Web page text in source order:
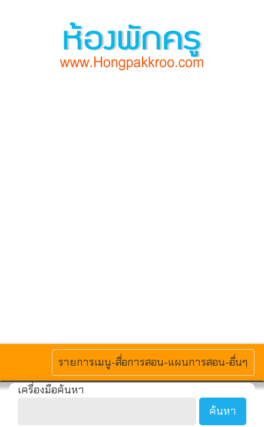
MENU
รายการเมนู-สื่อการสอน-แผนการสอน-อื่นๆ
เครื่องมือค้นหา